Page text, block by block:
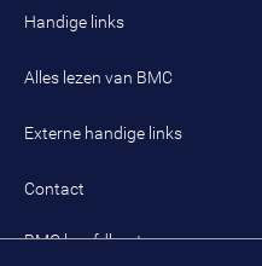
Werken als managing consultant
Ons werk
Onze cultuur en organisatie
Onze organisatie
Handige links
Algemeen contact
Inloggen mijn BMC
Meest gestelde vragen mijn BMC
Alles lezen van BMC
Alle artikelen
Externe handige links
Public spirit
Contact
BMC hoofdkantoor